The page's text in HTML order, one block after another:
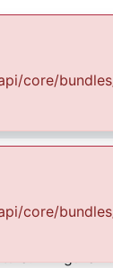
core/
core/